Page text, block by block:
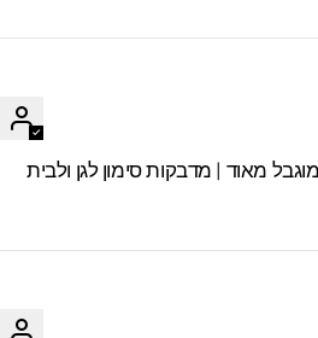
מאוד | מדבקות סימון לגן ולבית